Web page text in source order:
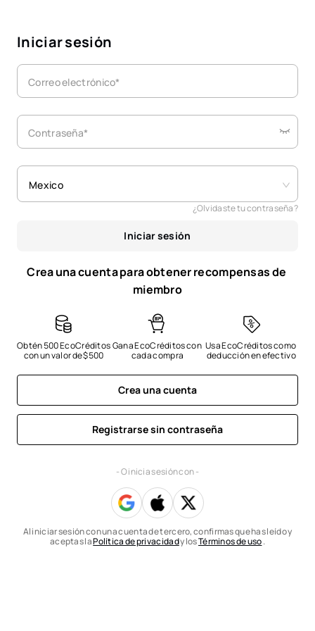
Iniciar sesión
Correo electrónico*
Contraseña*
Mexico
¿Olvidaste tu contraseña?
Iniciar sesión
Crea una cuenta para obtener recompensas de
miembro
Obtén 500 EcoCréditos
con un valor de $500
Gana EcoCréditos con
cada compra
Usa EcoCréditos como
deducción en efectivo
Crea una cuenta
Registrarse sin contraseña
- O inicia sesión con -
Al iniciar sesión con una cuenta de tercero, confirmas que has leído y
aceptas laPolítica de privacidady losTérminos de uso.